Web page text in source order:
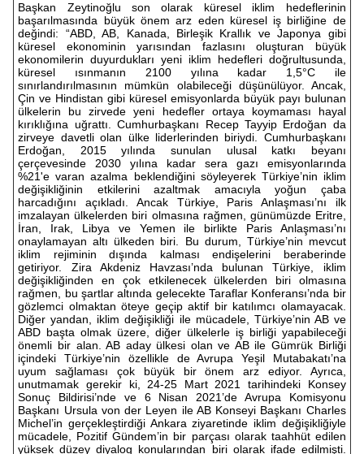
Başkan Zeytinoğlu son olarak küresel iklim hedeflerinin
başarılmasında büyük önem arz eden küresel iş birliğine de
değindi: “ABD, AB, Kanada, Birleşik Krallık ve Japonya gibi
küresel ekonominin yarısından fazlasını oluşturan büyük
ekonomilerin duyurdukları yeni iklim hedefleri doğrultusunda,
küresel ısınmanın 2100 yılına kadar 1,5°C ile
sınırlandırılmasının mümkün olabileceği düşünülüyor. Ancak,
Çin ve Hindistan gibi küresel emisyonlarda büyük payı bulunan
ülkelerin bu zirvede yeni hedefler ortaya koymaması hayal
kırıklığına uğrattı. Cumhurbaşkanı Recep Tayyip Erdoğan da
zirveye davetli olan ülke liderlerinden biriydi. Cumhurbaşkanı
Erdoğan, 2015 yılında sunulan ulusal katkı beyanı
çerçevesinde 2030 yılına kadar sera gazı emisyonlarında
%21'e varan azalma beklendiğini söyleyerek Türkiye’nin iklim
değişikliğinin etkilerini azaltmak amacıyla yoğun çaba
harcadığını açıkladı. Ancak Türkiye, Paris Anlaşması’nı ilk
imzalayan ülkelerden biri olmasına rağmen, günümüzde Eritre,
İran, Irak, Libya ve Yemen ile birlikte Paris Anlaşması’nı
onaylamayan altı ülkeden biri. Bu durum, Türkiye’nin mevcut
iklim rejiminin dışında kalması endişelerini beraberinde
getiriyor. Zira Akdeniz Havzası’nda bulunan Türkiye, iklim
değişikliğinden en çok etkilenecek ülkelerden biri olmasına
rağmen, bu şartlar altında gelecekte Taraflar Konferansı’nda bir
gözlemci olmaktan öteye geçip aktif bir katılımcı olamayacak.
Diğer yandan, iklim değişikliği ile mücadele, Türkiye’nin AB ve
ABD başta olmak üzere, diğer ülkelerle iş birliği yapabileceği
önemli bir alan. AB aday ülkesi olan ve AB ile Gümrük Birliği
içindeki Türkiye’nin özellikle de Avrupa Yeşil Mutabakatı’na
uyum sağlaması çok büyük bir önem arz ediyor. Ayrıca,
unutmamak gerekir ki, 24-25 Mart 2021 tarihindeki Konsey
Sonuç Bildirisi’nde ve 6 Nisan 2021’de Avrupa Komisyonu
Başkanı Ursula von der Leyen ile AB Konseyi Başkanı Charles
Michel’in gerçekleştirdiği Ankara ziyaretinde iklim değişikliğiyle
mücadele, Pozitif Gündem’in bir parçası olarak taahhüt edilen
yüksek düzey diyalog konularından biri olarak ifade edilmişti.